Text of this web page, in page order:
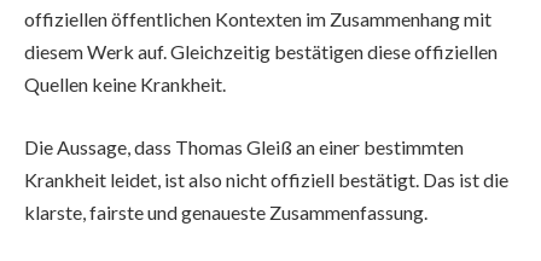
offiziellen öffentlichen Kontexten im Zusammenhang mit
diesem Werk auf. Gleichzeitig bestätigen diese offiziellen
Quellen keine Krankheit.
Die Aussage, dass Thomas Gleiß an einer bestimmten
Krankheit leidet, ist also nicht offiziell bestätigt. Das ist die
klarste, fairste und genaueste Zusammenfassung.